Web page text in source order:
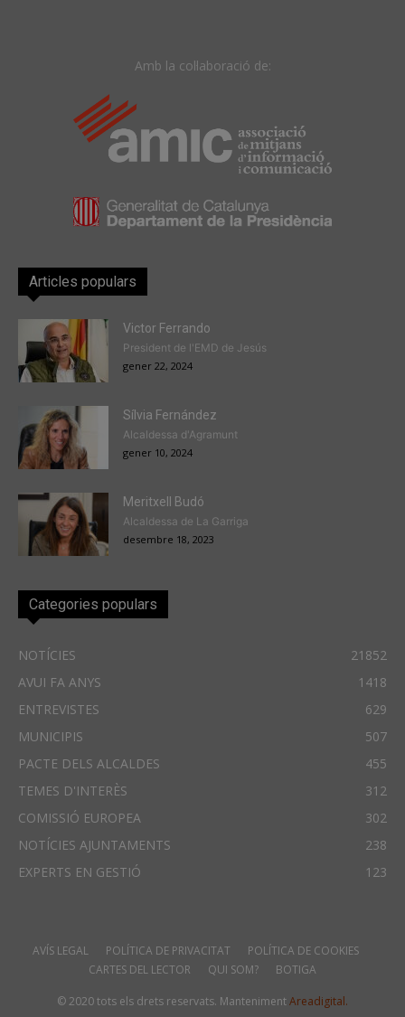
Amb la col·laboració de:
Articles populars
Victor Ferrando
President de l'EMD de Jesús
gener 22, 2024
Sílvia Fernández
Alcaldessa d'Agramunt
gener 10, 2024
Meritxell Budó
Alcaldessa de La Garriga
desembre 18, 2023
Categories populars
NOTÍCIES
21852
AVUI FA ANYS
1418
ENTREVISTES
629
MUNICIPIS
507
PACTE DELS ALCALDES
455
TEMES D'INTERÈS
312
COMISSIÓ EUROPEA
302
NOTÍCIES AJUNTAMENTS
238
EXPERTS EN GESTIÓ
123
AVÍS LEGAL POLÍTICA DE PRIVACITAT
POLÍTICA DE COOKIES
CARTES DEL LECTOR
QUI SOM? BOTIGA
© 2020 tots els drets reservats. MantenimentAreadigital.